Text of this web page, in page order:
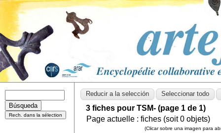
3 fiches pour TSM- (page 1 de 1)
Page actuelle : fiches (soit0 objets)
(Clicar sobre una imagen para